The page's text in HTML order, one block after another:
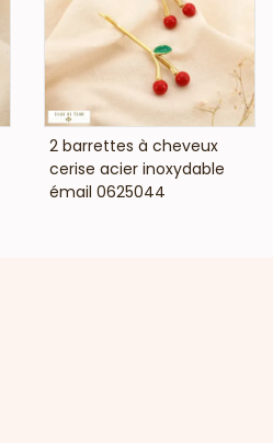
fantaisie bien pensée et de
VOIR LE PRIX
2 barrettes à cheveux
cerise acier inoxydable
émail 0625044